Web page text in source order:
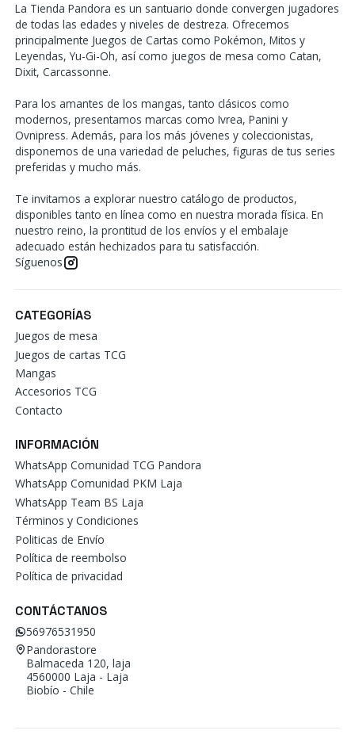
La Tienda Pandora es un santuario donde convergen jugadores
de todas las edades y niveles de destreza. Ofrecemos
principalmente Juegos de Cartas como Pokémon, Mitos y
Leyendas, Yu-Gi-Oh, así como juegos de mesa como Catan,
Dixit, Carcassonne.
Para los amantes de los mangas, tanto clásicos como
modernos, presentamos marcas como Ivrea, Panini y
Ovnipress. Además, para los más jóvenes y coleccionistas,
disponemos de una variedad de peluches, figuras de tus series
preferidas y mucho más.
Te invitamos a explorar nuestro catálogo de productos,
disponibles tanto en línea como en nuestra morada física. En
nuestro reino, la prontitud de los envíos y el embalaje
adecuado están hechizados para tu satisfacción.
Síguenos
CATEGORÍAS
Juegos de mesa
Juegos de cartas TCG
Mangas
Accesorios TCG
Contacto
INFORMACIÓN
WhatsApp Comunidad TCG Pandora
WhatsApp Comunidad PKM Laja
WhatsApp Team BS Laja
Términos y Condiciones
Politicas de Envío
Política de reembolso
Política de privacidad
CONTÁCTANOS
56976531950
Pandorastore
Balmaceda 120, laja
4560000 Laja - Laja
Biobío - Chile